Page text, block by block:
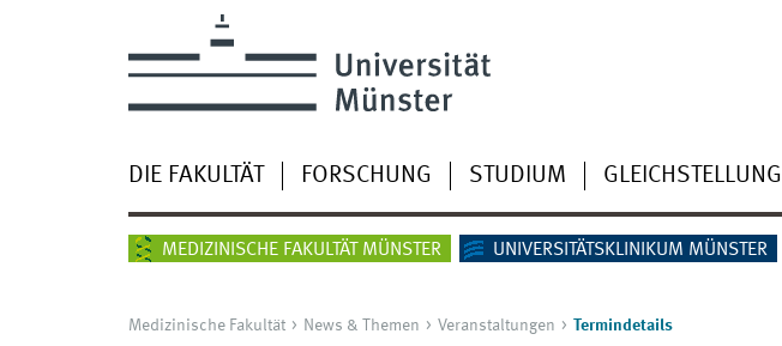
DIE FAKULTÄT FORSCHUNG STUDIUM GLEICHSTELLUNG
MEDIZINISCHE FAKULTÄT MÜNSTER UNIVERSITÄTSKLINIKUM MÜNSTER
Medizinische Fakultät News & Themen Veranstaltungen Termindetails